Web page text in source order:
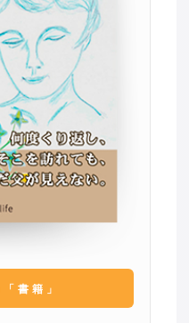
「書籍」